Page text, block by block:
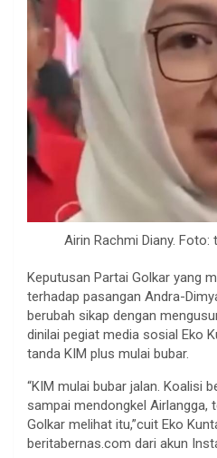
Airin Rachmi Diany. Foto:
Keputusan Partai Golkar yang
terhadap pasangan Andra-
berubah sikap dengan
dinilai pegiat media sosial Eko
tanda KIM plus mulai bubar.
“KIM mulai bubar jalan. Koalisi
sampai mendongkel Airlangga,
Golkar melihat itu,”cuit Eko
beritabernas.com dari akun